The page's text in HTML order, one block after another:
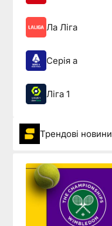
Ла Ліга
Серія а
Ліга 1
Трендові новини